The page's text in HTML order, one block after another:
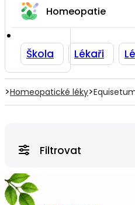
Homeopatie
Škola Lékaři
>Homeopatické léky>
Filtrovat